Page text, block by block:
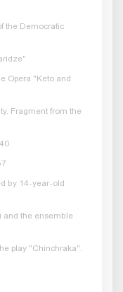
the Democratic
Opera "Keto and
Fragment from the
by 14-year-old
and the ensemble
play "Chinchraka".